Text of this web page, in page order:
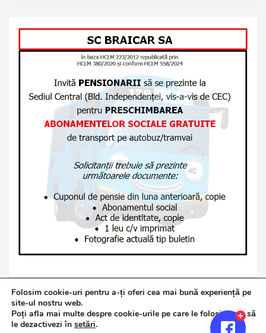
Copyright © 2026Jurnalul de Brăila
Folosim cookie-uri pentru a-ți oferi cea mai bună experiență pe
site-ul nostru web.
Poți afla mai multe despre cookie-urile pe care le folosim sau să
le dezactivezi în setări.